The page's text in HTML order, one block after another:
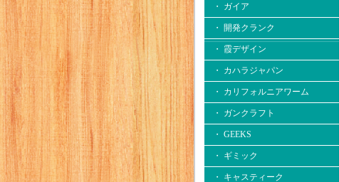
・ ガイア
・ 開発クランク
・ 霞デザイン
・ カハラジャパン
・ カリフォルニアワーム
・ ガンクラフト
・ GEEKS
・ ギミック
・ キャスティーク